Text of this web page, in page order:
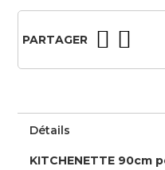
PARTAGER
Détails
KITCHENETTE 90cm